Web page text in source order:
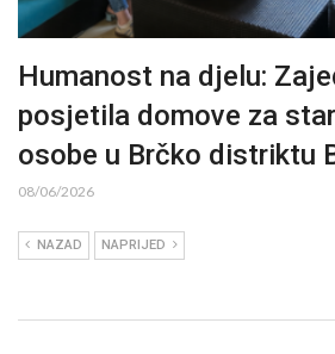
Humanost na djelu:
posjetila domove za
osobe u Brčko distriktu
08/06/2026
NAZAD NAPRIJED